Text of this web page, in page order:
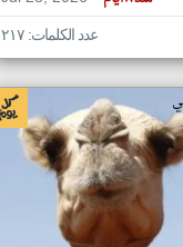
عدد الكلمات: ٢١٧